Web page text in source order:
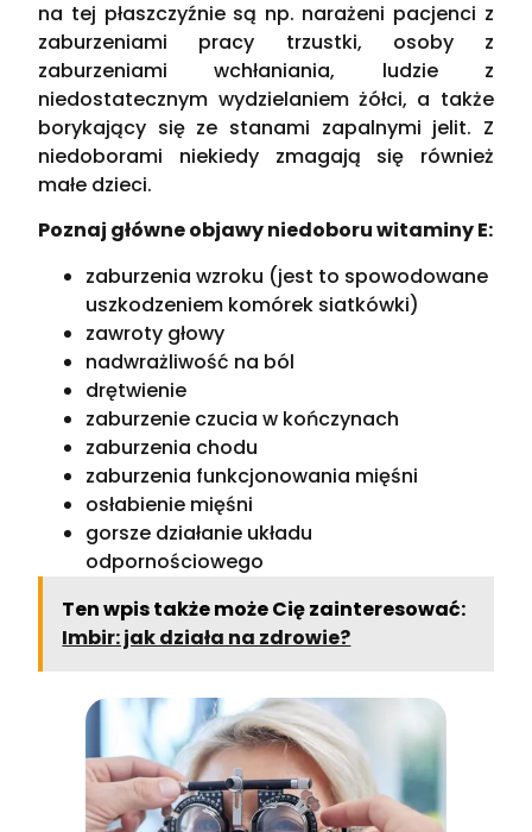
na tej płaszczyźnie są np. narażeni pacjenci z
zaburzeniami pracy trzustki, osoby z
zaburzeniami wchłaniania, ludzie z
niedostatecznym wydzielaniem żółci, a także
borykający się ze stanami zapalnymi jelit. Z
niedoborami niekiedy zmagają się również
małe dzieci.
Poznaj główne objawy niedoboru witaminy E:
zaburzenia wzroku (jest to spowodowane
uszkodzeniem komórek siatkówki)
zawroty głowy
nadwrażliwość na ból
drętwienie
zaburzenie czucia w kończynach
zaburzenia chodu
zaburzenia funkcjonowania mięśni
osłabienie mięśni
gorsze działanie układu
odpornościowego
Ten wpis także może Cię zainteresować:
Imbir: jak działa na zdrowie?